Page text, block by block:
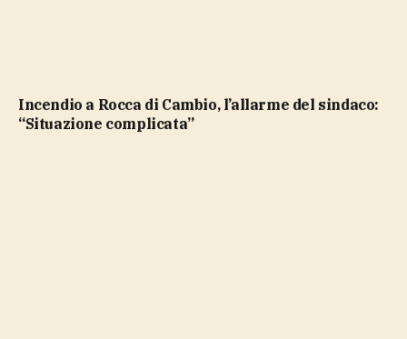
Incendio a Rocca di Cambio, l’allarme del sindaco:
“Situazione complicata”